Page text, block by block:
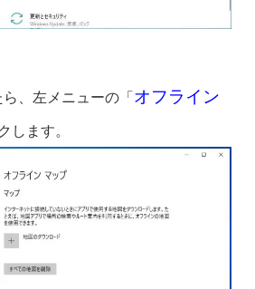
、左メニューの「 オフライン
します。